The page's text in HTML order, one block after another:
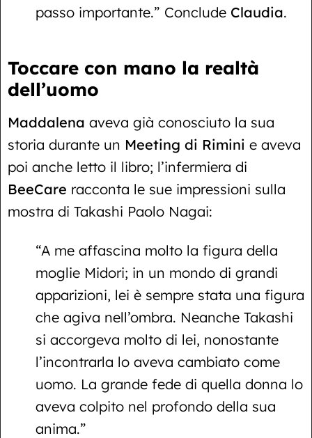
passo importante.” Conclude Claudia.
Toccare con mano la realtà
dell’uomo
Maddalena aveva già conosciuto la sua
storia durante un Meeting di Rimini e aveva
poi anche letto il libro; l’infermiera di
BeeCare racconta le sue impressioni sulla
mostra di Takashi Paolo Nagai:
“A me affascina molto la figura della
moglie Midori; in un mondo di grandi
apparizioni, lei è sempre stata una figura
che agiva nell’ombra. Neanche Takashi
si accorgeva molto di lei, nonostante
l’incontrarla lo aveva cambiato come
uomo. La grande fede di quella donna lo
aveva colpito nel profondo della sua
anima.”